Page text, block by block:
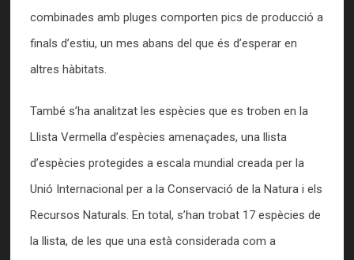
combinades amb pluges comporten pics de producció a
finals d’estiu, un mes abans del que és d’esperar en
altres hàbitats.
També s’ha analitzat les espècies que es troben en la
Llista Vermella d’espècies amenaçades, una llista
d’espècies protegides a escala mundial creada per la
Unió Internacional per a la Conservació de la Natura i els
Recursos Naturals. En total, s’han trobat 17 espècies de
la llista, de les que una està considerada com a